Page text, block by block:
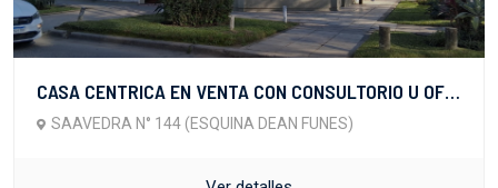
CASA CENTRICA EN VENTA CON CONSULTORIO U OFICINAS
SAAVEDRA N° 144 (ESQUINA DEAN FUNES)